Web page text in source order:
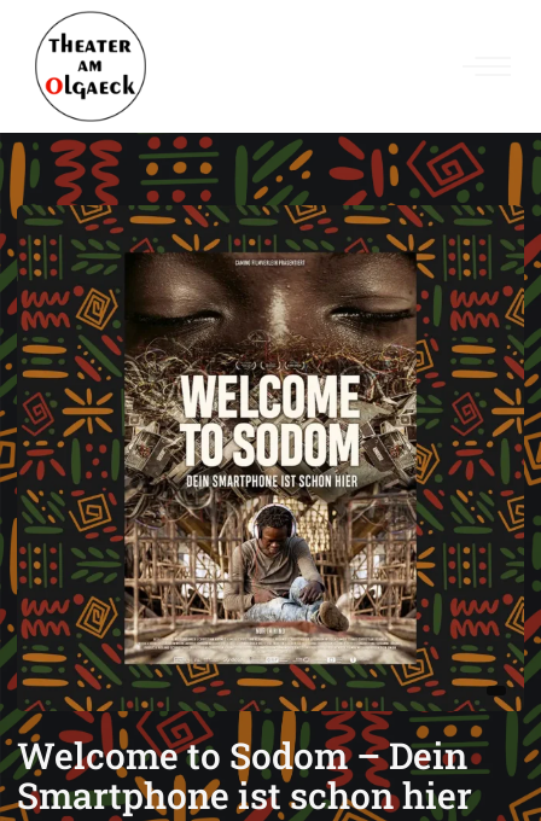
Welcome to Sodom – Dein
Smartphone ist schon hier